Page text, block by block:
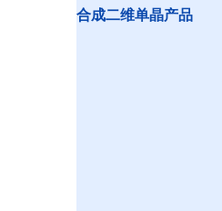
合成二维单晶产品